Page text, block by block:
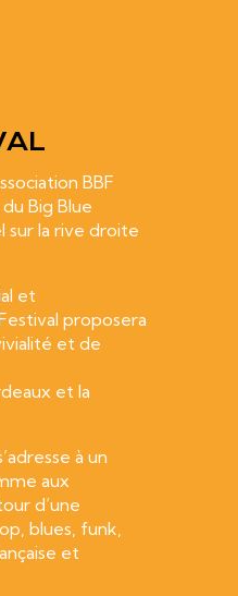
BBF
Big Blue
sur la rive droite
et
proposera
et de
et la
à un
aux
d’une
blues, funk,
et